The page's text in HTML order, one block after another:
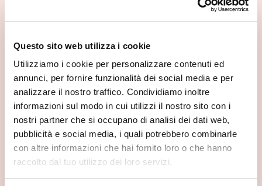
Questo sito web utilizza i cookie
Utilizziamo i cookie per personalizzare contenuti ed
annunci, per fornire funzionalità dei social media e per
analizzare il nostro traffico. Condividiamo inoltre
informazioni sul modo in cui utilizzi il nostro sito con i
nostri partner che si occupano di analisi dei dati web,
pubblicità e social media, i quali potrebbero combinarle
con altre informazioni che hai fornito loro o che hanno
raccolto dal tuo utilizzo dei loro servizi.
Sondrio estate - 13,20,27
gio, 13/08/2026
Sondrio
Sondrio Estate